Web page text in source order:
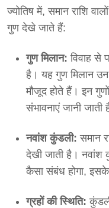
ज्योतिष में, समान राशि
गुण देखे जाते हैं:
गुण मिलान: विवाह से
है। यह गुण मिलान
मौजूद होते हैं। इन
संभावनाएं जानी जाती
नवांश कुंडली:समान
देखी जाती है। नवांश
कैसा संबंध होगा, इसके
ग्रहों की स्थिति: